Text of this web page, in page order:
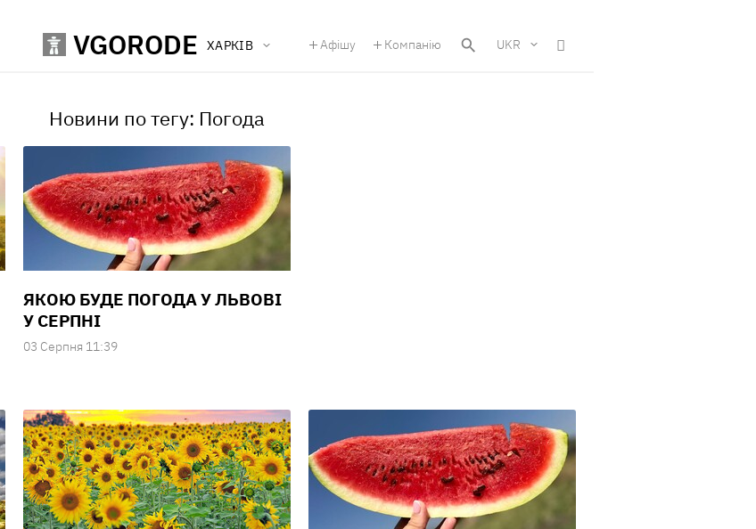
VGORODE ХАРКІВ Афішу Компанію UKR
Новини по тегу: Погода
ЯКОЮ БУДЕ ПОГОДА У ЛЬВОВІ
У СЕРПНІ
03 Серпня 11:39